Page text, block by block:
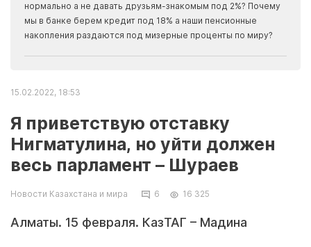
нормально а не давать друзьям-знакомым под 2%? Почему
мы в банке берем кредит под 18% а наши пенсионные
накопления раздаются под мизерные проценты по миру?
15.02.2022, 18:53
Я приветствую отставку
Нигматулина, но уйти должен
весь парламент – Шураев
Новости Казахстана и мира 6 16 325
Алматы. 15 февраля. КазТАГ – Мадина